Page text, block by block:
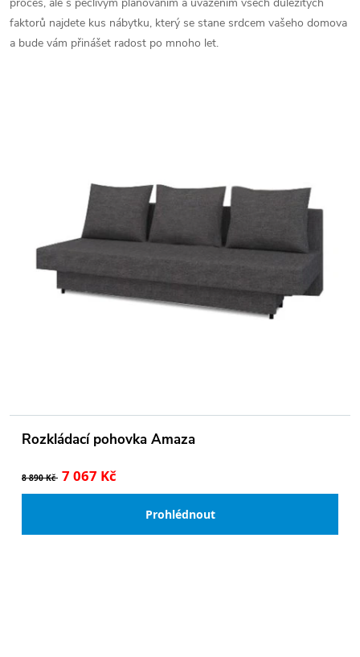
proces, ale s pečlivým plánováním a uvážením všech důležitých
faktorů najdete kus nábytku, který se stane srdcem vašeho domova
a bude vám přinášet radost po mnoho let.